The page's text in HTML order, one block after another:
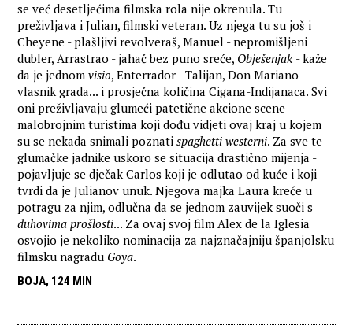
se već desetljećima filmska rola nije okrenula. Tu
preživljava i Julian, filmski veteran. Uz njega tu su još i
Cheyene - plašljivi revolveraš, Manuel - nepromišljeni
dubler, Arrastrao - jahač bez puno sreće, Obješenjak - kaže
da je jednomvisio, Enterrador - Talijan, Don Mariano -
vlasnik grada... i prosječna količina Cigana-Indijanaca. Svi
oni preživljavaju glumeći patetične akcione scene
malobrojnim turistima koji dođu vidjeti ovaj kraj u kojem
su se nekada snimali poznatispaghetti westerni. Za sve te
glumačke jadnike uskoro se situacija drastično mijenja -
pojavljuje se dječak Carlos koji je odlutao od kuće i koji
tvrdi da je Julianov unuk. Njegova majka Laura kreće u
potragu za njim, odlučna da se jednom zauvijek suoči s
duhovima prošlosti... Za ovaj svoj film Alex de la Iglesia
osvojio je nekoliko nominacija za najznačajniju španjolsku
filmsku nagradu Goya.
BOJA, 124 MIN